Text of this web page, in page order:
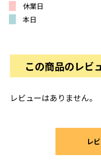
休業日
本日
この商品のレビ
レビューはありません。
レ